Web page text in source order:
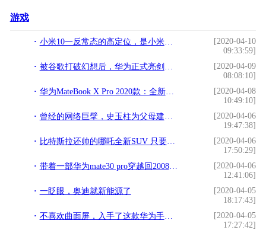
游戏
小米10一反常态的高定位，是小米公司迎接5G时代的一次重要突破
[2020-04-10
09:33:59]
被谷歌打破幻想后，华为正式亮剑，国产生态开始征战海外
[2020-04-09
08:08:10]
华为MateBook X Pro 2020款：全新配色+3K屏+多屏协同，真香
[2020-04-08
10:49:10]
曾经的网络巨擘，史玉柱为父母建造巨人苑，中式庭院雅致宁静
[2020-04-06
19:47:38]
比特斯拉还帅的哪吒全新SUV 只要十五万还有数不清的黑科技
[2020-04-06
17:50:29]
带着一部华为mate30 pro穿越回2008年，会是什么情景？
[2020-04-06
12:41:06]
一眨眼，奥迪就新能源了
[2020-04-05
18:17:43]
不喜欢曲面屏，入手了这款华为手机，运行给力，充电还比苹果快
[2020-04-05
17:27:42]